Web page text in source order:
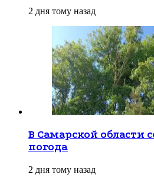
2 дня тому назад
В Самарской области
погода
2 дня тому назад